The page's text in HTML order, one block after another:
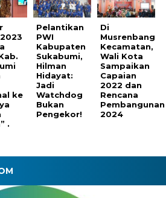
ke
.
Pelantikan
PWI
Kabupaten
Sukabumi,
Hilman
Hidayat:
Jadi
Watchdog
Bukan
Pengekor!
Di
Musrenbang
Kecamatan,
Wali Kota
Sampaikan
Capaian
2022 dan
Rencana
Pembangunan
2024